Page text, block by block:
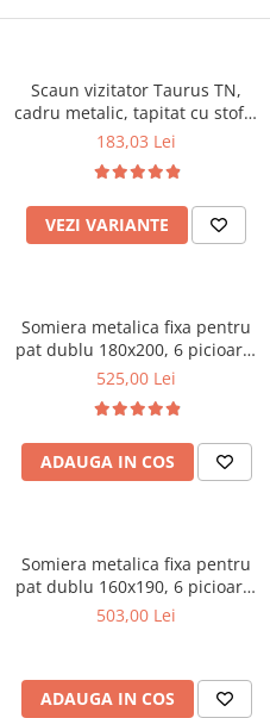
Scaun vizitator Taurus TN,
cadru metalic, tapitat cu stofa,
stivuibil, 120 kg, negru
183,03 Lei
VEZI VARIANTE
Somiera metalica fixa pentru
pat dublu 180x200, 6 picioare,
32 lamele lemn fag, benzi
negru
525,00 Lei
ADAUGA IN COS
Somiera metalica fixa pentru
pat dublu 160x190, 6 picioare,
30 lamele lemn fag, benzi
503,00 Lei
ADAUGA IN COS